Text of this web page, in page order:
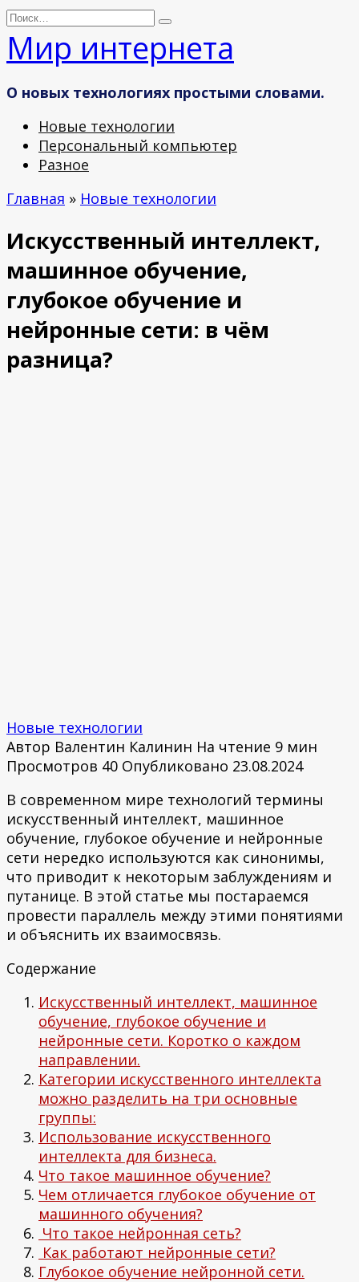
Перейти
к
содержанию
Search
for:
Мир интернета
О новых технологиях простыми словами.
Новые технологии
Персональный компьютер
Разное
Главная » Новые технологии
Искусственный интеллект,
машинное обучение,
глубокое обучение и
нейронные сети: в чём
разница?
Новые технологии
Автор Валентин Калинин На чтение 9 мин
Просмотров 40 Опубликовано 23.08.2024
В современном мире технологий термины
искусственный интеллект, машинное
обучение, глубокое обучение и нейронные
сети нередко используются как синонимы,
что приводит к некоторым заблуждениям и
путанице. В этой статье мы постараемся
провести параллель между этими понятиями
и объяснить их взаимосвязь.
Содержание
Искусственный интеллект, машинное
обучение, глубокое обучение и
нейронные сети. Коротко о каждом
направлении.
Категории искусственного интеллекта
можно разделить на три основные
группы:
Использование искусственного
интеллекта для бизнеса.
Что такое машинное обучение?
Чем отличается глубокое обучение от
машинного обучения?
Что такое нейронная сеть?
Как работают нейронные сети?
Глубокое обучение нейронной сети.